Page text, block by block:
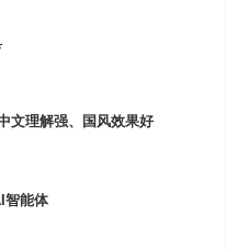
文理解强、国风效果好
智能体